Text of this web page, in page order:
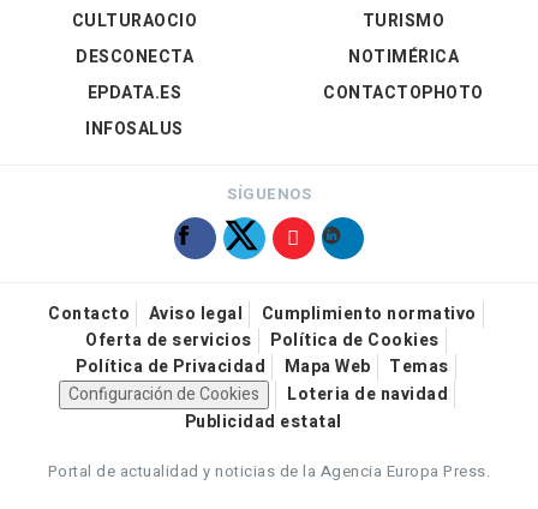
CULTURAOCIO
DESCONECTA
EPDATA.ES
INFOSALUS
TURISMO
NOTIMÉRICA
CONTACTOPHOTO
SÍGUENOS
Contacto Aviso legal
Cumplimiento normativo
Oferta de servicios
Política de Cookies
Política de Privacidad
Mapa Web
Temas
Configuración de Cookies
Loteria de navidad
Publicidad estatal
Portal de actualidad y noticias de la Agencia Europa Press.